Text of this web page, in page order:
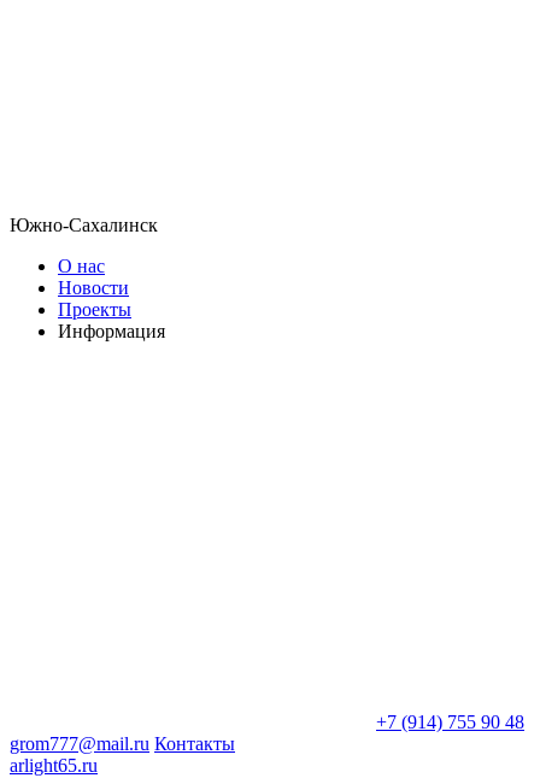
Южно-Сахалинск
О нас
Новости
Проекты
Информация
+7 (914) 755 90 48
grom777@mail.ru Контакты
arlight65.ru